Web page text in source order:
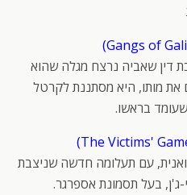
דין שאביה נרצח מגלה שהוא
את מותו, היא מסתננת לקרטל
בראשו.
עם תעלומה חדשה שניצבת
ג'ן, בעל תסמונת אספרגר.